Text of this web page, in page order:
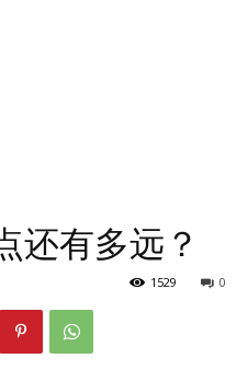
还有多远？
0
1529